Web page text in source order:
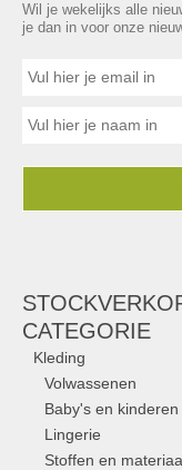
Wil je wekelijks alle
je dan in voor onze
CATEGORIE
Kleding
Volwassenen
Baby's en kinderen
Lingerie
Stoffen en